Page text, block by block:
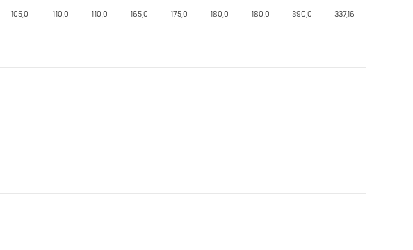
105,0 110,0 110,0 165,0 175,0 180,0 180,0 390,0 337,16